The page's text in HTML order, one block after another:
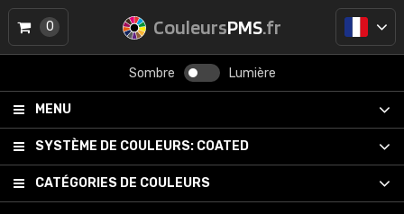
CouleursPMS.fr
Sombre Lumière
MENU
SYSTÈME DE COULEURS: COATED
CATÉGORIES DE COULEURS
0